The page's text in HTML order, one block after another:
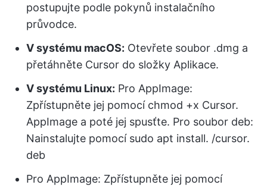
postupujte podle pokynů instalačního
průvodce.
V systému macOS: Otevřete soubor .dmg a
přetáhněte Cursor do složky Aplikace.
V systému Linux: Pro AppImage:
Zpřístupněte jej pomocí chmod +x Cursor.
AppImage a poté jej spusťte. Pro soubor deb:
Nainstalujte pomocí sudo apt install. /cursor.
deb
Pro AppImage: Zpřístupněte jej pomocí